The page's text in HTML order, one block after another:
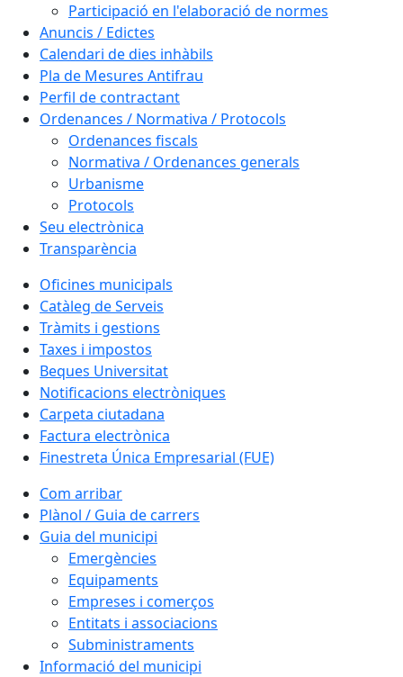
Participació en l'elaboració de normes
Anuncis / Edictes
Calendari de dies inhàbils
Pla de Mesures Antifrau
Perfil de contractant
Ordenances / Normativa / Protocols
Ordenances fiscals
Normativa / Ordenances generals
Urbanisme
Protocols
Seu electrònica
Transparència
Oficines municipals
Catàleg de Serveis
Tràmits i gestions
Taxes i impostos
Beques Universitat
Notificacions electròniques
Carpeta ciutadana
Factura electrònica
Finestreta Única Empresarial (FUE)
Com arribar
Plànol / Guia de carrers
Guia del municipi
Emergències
Equipaments
Empreses i comerços
Entitats i associacions
Subministraments
Informació del municipi